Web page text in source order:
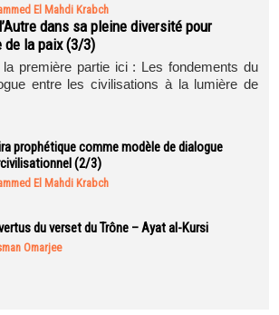
El Mahdi Krabch
dans sa pleine diversité pour
la paix (3/3)
la première partie ici : Les fondements du
entre les civilisations à la lumière de
prophétique comme modèle de dialogue
(2/3)
El Mahdi Krabch
du verset du Trône – Ayat al-Kursi
Omarjee